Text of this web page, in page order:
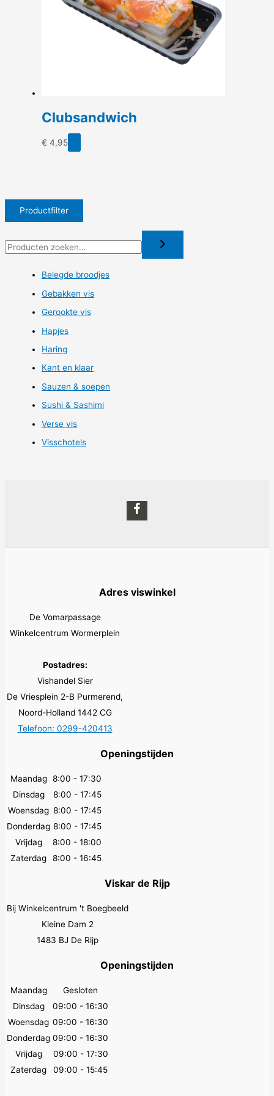
Productfilter
Belegde broodjes
Gebakken vis
Gerookte vis
Hapjes
Haring
Kant en klaar
Sauzen & soepen
Sushi & Sashimi
Verse vis
Visschotels
Clubsandwich
€ 4,95
Adres viswinkel
De Vomarpassage
Winkelcentrum Wormerplein
Postadres:
Vishandel Sier
De Vriesplein 2-B Purmerend,
Noord-Holland 1442 CG
Telefoon: 0299-420413
Openingstijden
Maandag 8:00 - 17:30
Dinsdag
8:00 - 17:45
Woensdag 8:00 - 17:45
Donderdag 8:00 - 17:45
Vrijdag
8:00 - 18:00
Zaterdag
8:00 - 16:45
Viskar de Rijp
Bij Winkelcentrum 't Boegbeeld
Kleine Dam 2
1483 BJ De Rijp
Openingstijden
Maandag
Gesloten
Dinsdag
09:00 - 16:30
Woensdag 09:00 - 16:30
Donderdag 09:00 - 16:30
Vrijdag
09:00 - 17:30
Zaterdag
09:00 - 15:45